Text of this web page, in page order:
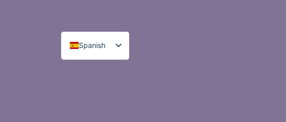
Spanish
English